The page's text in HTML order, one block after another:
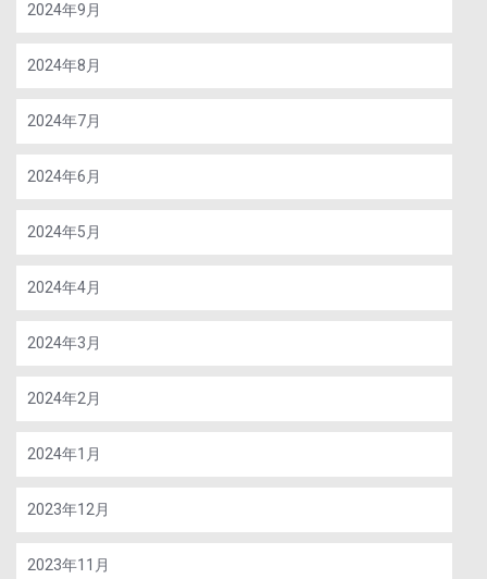
2024年9月
2024年8月
2024年7月
2024年6月
2024年5月
2024年4月
2024年3月
2024年2月
2024年1月
2023年12月
2023年11月